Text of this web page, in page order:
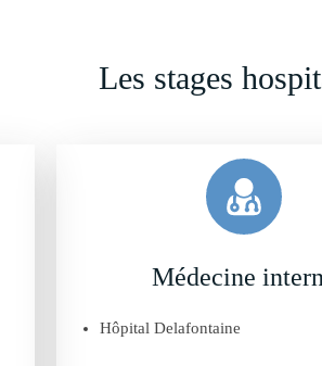
Les stages
Médecine
Hôpital Delafontaine